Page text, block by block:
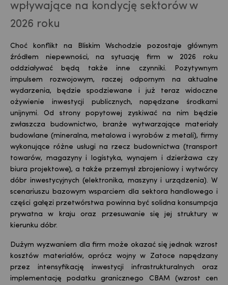
wpływające na kondycję sektorów w
2026 roku
Choć konflikt na Bliskim Wschodzie pozostaje głównym
źródłem niepewności, na sytuację firm w 2026 roku
oddziaływać będą także inne czynniki. Pozytywnym
impulsem rozwojowym, raczej odpornym na aktualne
wydarzenia, będzie spodziewane i już teraz widoczne
ożywienie inwestycji publicznych, napędzane środkami
unijnymi. Od strony popytowej zyskiwać na nim będzie
zwłaszcza budownictwo, branże wytwarzające materiały
budowlane (mineralna, metalowa i wyrobów z metali), firmy
wykonujące różne usługi na rzecz budownictwa (transport
towarów, magazyny i logistyka, wynajem i dzierżawa czy
biura projektowe), a także przemysł zbrojeniowy i wytwórcy
dóbr inwestycyjnych (elektronika, maszyny i urządzenia). W
scenariuszu bazowym wsparciem dla sektora handlowego i
części gałęzi przetwórstwa powinna być solidna konsumpcja
prywatna w kraju oraz przesuwanie się jej struktury w
kierunku dóbr.
Dużym wyzwaniem dla firm może okazać się jednak wzrost
kosztów materiałów, oprócz wojny w Zatoce napędzany
przez intensyfikację inwestycji infrastrukturalnych oraz
implementację podatku granicznego CBAM (wzrost cen